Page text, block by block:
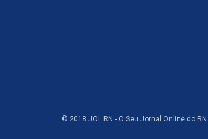
© 2018 JOL RN - O Seu Jornal Online do